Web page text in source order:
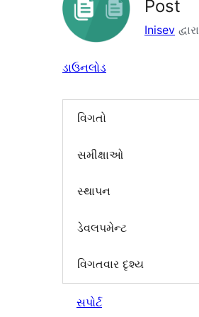
Post
Inisev દ્વારા
ડાઉનલોડ
વિગતો
સમીક્ષાઓ
સ્થાપન
ડેવલપમેન્ટ
વિગતવાર દૃશ્ય
સપોર્ટ